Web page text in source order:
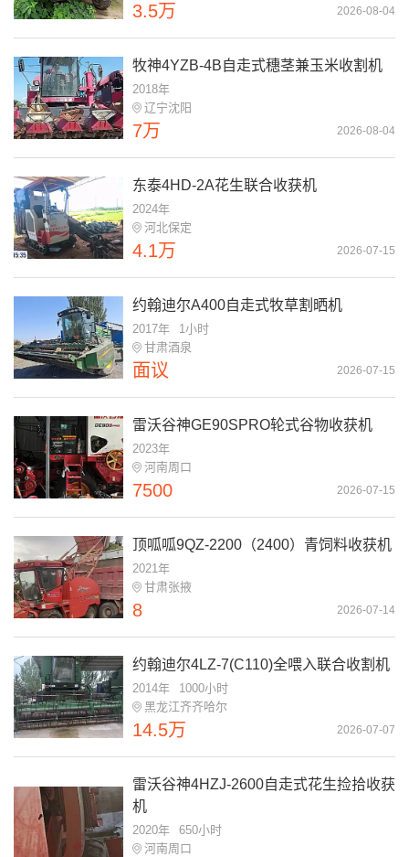
3.5万 2026-08-04
牧神4YZB-4B自走式穗茎兼玉米收割机
2018年
辽宁沈阳
7万 2026-08-04
东泰4HD-2A花生联合收获机
2024年
河北保定
4.1万 2026-07-15
约翰迪尔A400自走式牧草割晒机
2017年
1小时
甘肃酒泉
面议 2026-07-15
雷沃谷神GE90SPRO轮式谷物收获机
2023年
河南周口
7500 2026-07-15
顶呱呱9QZ-2200（2400）青饲料收获机
2021年
甘肃张掖
8 2026-07-14
约翰迪尔4LZ-7(C110)全喂入联合收割机
2014年
1000小时
黑龙江齐齐哈尔
14.5万 2026-07-07
雷沃谷神4HZJ-2600自走式花生捡拾收获
机
2020年
650小时
河南周口